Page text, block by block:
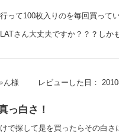
って100枚入りのを毎回買って
さん大丈夫ですか？？？しか
ん様 レビューした日：
っ白さ！
で探して是を買ったらその白